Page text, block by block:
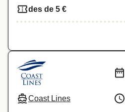
des de 5 €
Coast Lines